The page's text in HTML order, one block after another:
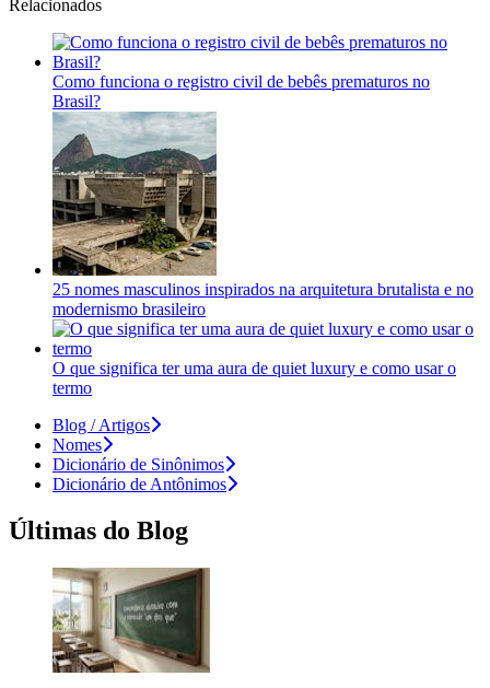
Relacionados
Como funciona o registro civil de bebês prematuros no
Brasil?
25 nomes masculinos inspirados na arquitetura brutalista e no
modernismo brasileiro
O que significa ter uma aura de quiet luxury e como usar o
termo
Blog / Artigos
Nomes
Dicionário de Sinônimos
Dicionário de Antônimos
Últimas do Blog